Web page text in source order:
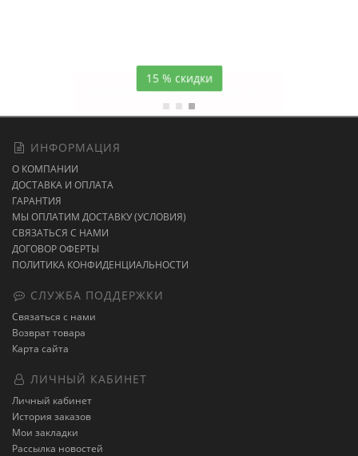
15 % скидки
ИНФОРМАЦИЯ
О КОМПАНИИ
ДОСТАВКА И ОПЛАТА
ГАРАНТИЯ
МЫ ОПЛАТИМ ДОСТАВКУ (УСЛОВИЯ)
СВЯЗАТЬСЯ С НАМИ
ДОГОВОР ОФЕРТЫ
ПОЛИТИКА КОНФИДЕНЦИАЛЬНОСТИ
СЛУЖБА ПОДДЕРЖКИ
Связаться с нами
Возврат товара
Карта сайта
ЛИЧНЫЙ КАБИНЕТ
Личный кабинет
История заказов
Мои закладки
Рассылка новостей